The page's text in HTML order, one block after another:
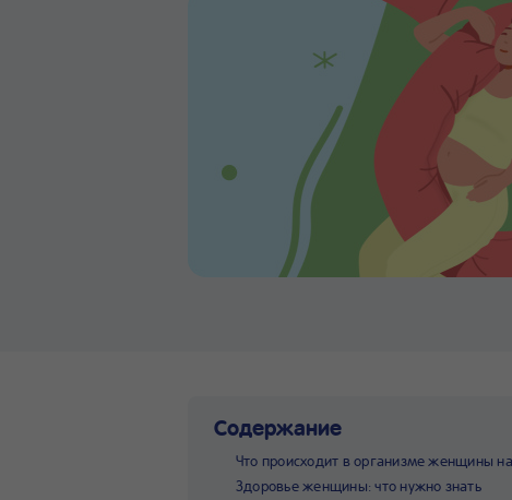
Содержание
Что происходит в организме женщины
Здоровье женщины: что нужно знать